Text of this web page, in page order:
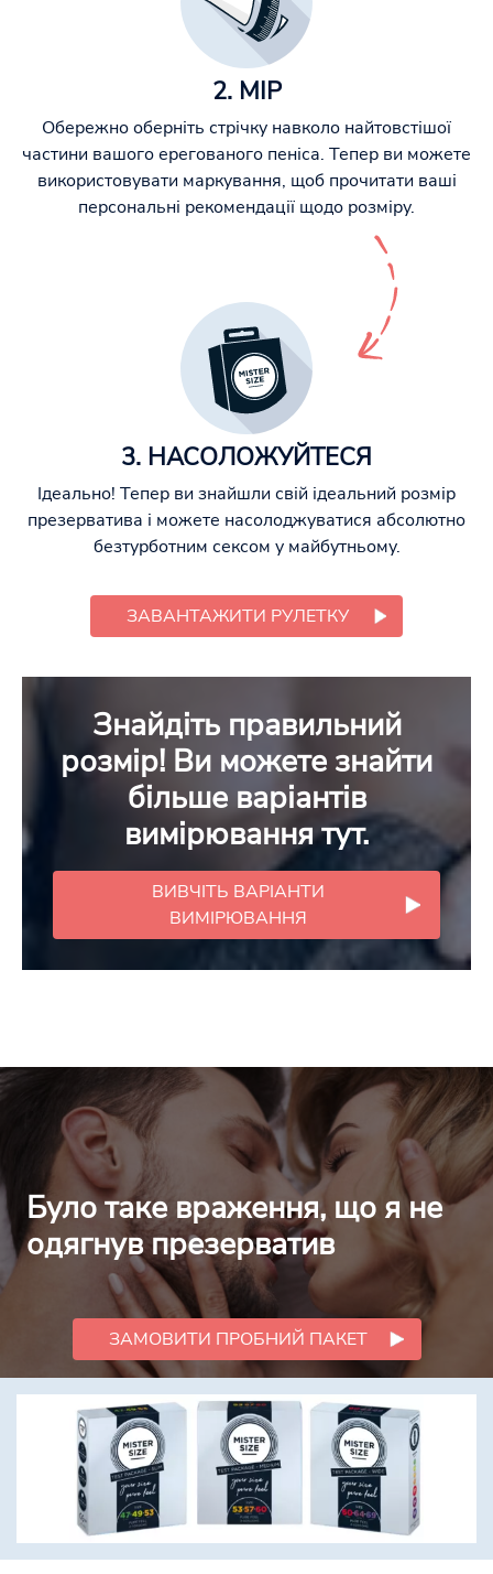
2. МІР
Обережно оберніть стрічку навколо найтовстішої
частини вашого ерегованого пеніса. Тепер ви можете
використовувати маркування, щоб прочитати ваші
персональні рекомендації щодо розміру.
3. НАСОЛОЖУЙТЕСЯ
Ідеально! Тепер ви знайшли свій ідеальний розмір
презерватива і можете насолоджуватися абсолютно
безтурботним сексом у майбутньому.
ЗАВАНТАЖИТИ РУЛЕТКУ
Знайдіть правильний
розмір! Ви можете знайти
більше варіантів
вимірювання тут.
ВИВЧІТЬ ВАРІАНТИ
ВИМІРЮВАННЯ
Було таке враження, що я не
одягнув презерватив
ЗАМОВИТИ ПРОБНИЙ ПАКЕТ